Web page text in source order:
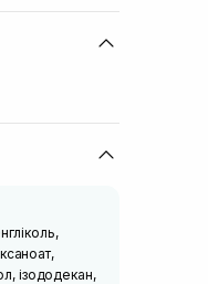
ізододекан,